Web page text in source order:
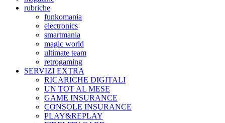
rubriche
funkomania
electronics
smartmania
magic world
ultimate team
retrogaming
SERVIZI EXTRA
RICARICHE DIGITALI
UN TOT AL MESE
GAME INSURANCE
CONSOLE INSURANCE
PLAY&REPLAY